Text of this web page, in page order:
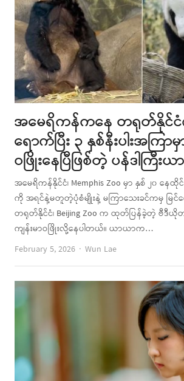
အမေရိကန်ကနေ တရုတ်နိုင်ငံ
ရောက်ပြီး ၃ နှစ်နီးပါးအကြာ
ဝဖြိုးနေပြီဖြစ်တဲ့ ပန်ဒါကြီး
အမေရိကန်နိုင်ငံ၊ Memphis Zoo မှာ နှစ် ၂၀ နေ
ကို အရင်နဲ့မတူတဲ့ပုံစံမျိုးနဲ့ မကြာသေးခင်ကမှ မြ
တရုတ်နိုင်ငံ၊ Beijing Zoo က ထုတ်ပြန်ခဲ့တဲ့ ဗီဒီ
ကျန်းမာဝဖြိုးလို့နေပါတယ်။ ယာယာက…
February 5, 2026
Author
Wun Lae